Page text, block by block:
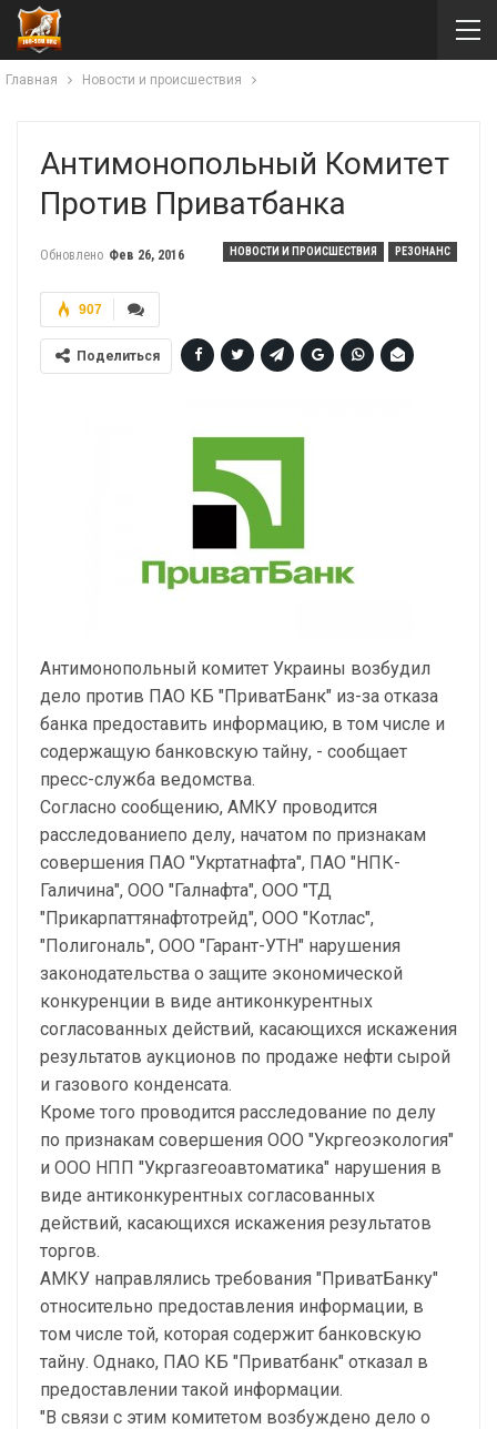
Главная Новости и происшествия
Антимонопольный Комитет
Против Приватбанка
НОВОСТИ И ПРОИСШЕСТВИЯ РЕЗОНАНС
Обновлено Фев 26, 2016
907
Поделиться
Антимонопольный комитет Украины возбудил
дело против ПАО КБ "ПриватБанк" из-за отказа
банка предоставить информацию, в том числе и
содержащую банковскую тайну, - сообщает
пресс-служба ведомства.
Согласно сообщению, АМКУ проводится
расследованиепо делу, начатом по признакам
совершения ПАО "Укртатнафта", ПАО "НПК-
Галичина", ООО "Галнафта", ООО "ТД
"Прикарпаттянафтотрейд", ООО "Котлас",
"Полигональ", ООО "Гарант-УТН" нарушения
законодательства о защите экономической
конкуренции в виде антиконкурентных
согласованных действий, касающихся искажения
результатов аукционов по продаже нефти сырой
и газового конденсата.
Кроме того проводится расследование по делу
по признакам совершения ООО "Укргеоэкология"
и ООО НПП "Укргазгеоавтоматика" нарушения в
виде антиконкурентных согласованных
действий, касающихся искажения результатов
торгов.
АМКУ направлялись требования "ПриватБанку"
относительно предоставления информации, в
том числе той, которая содержит банковскую
тайну. Однако, ПАО КБ "Приватбанк" отказал в
предоставлении такой информации.
"В связи с этим комитетом возбуждено дело о